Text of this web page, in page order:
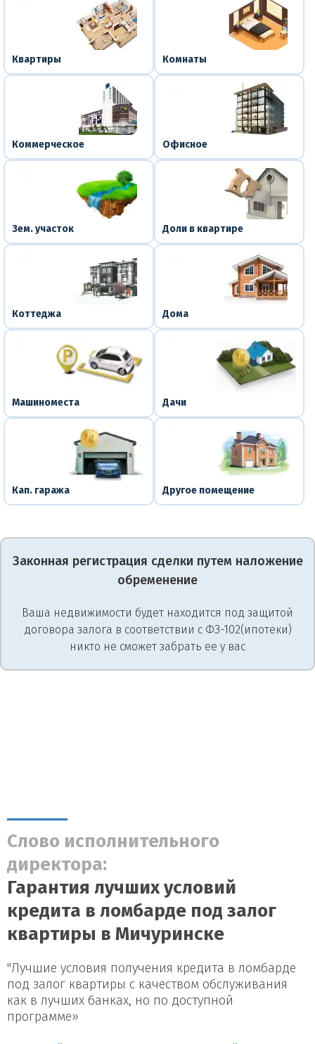
Квартиры Комнаты
Коммерческое Офисное
Зем. участок Доли в квартире
Коттеджа Дома
Машиноместа Дачи
Кап. гаража Другое помещение
Законная регистрация сделки путем наложение
обременение
Ваша недвижимости будет находится под защитой
договора залога в соответствии с ФЗ-102(ипотеки)
никто не сможет забрать ее у вас
Слово исполнительного
директора:
Гарантия лучших условий
кредита в ломбарде под залог
квартиры в Мичуринске
"Лучшие условия получения кредита в ломбарде
под залог квартиры с качеством обслуживания
как в лучших банках, но по доступной
программе»